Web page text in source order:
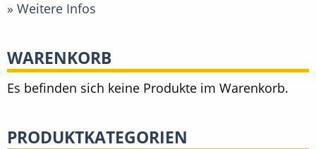
» Weitere Infos
WARENKORB
Es befinden sich keine Produkte im Warenkorb.
PRODUKTKATEGORIEN